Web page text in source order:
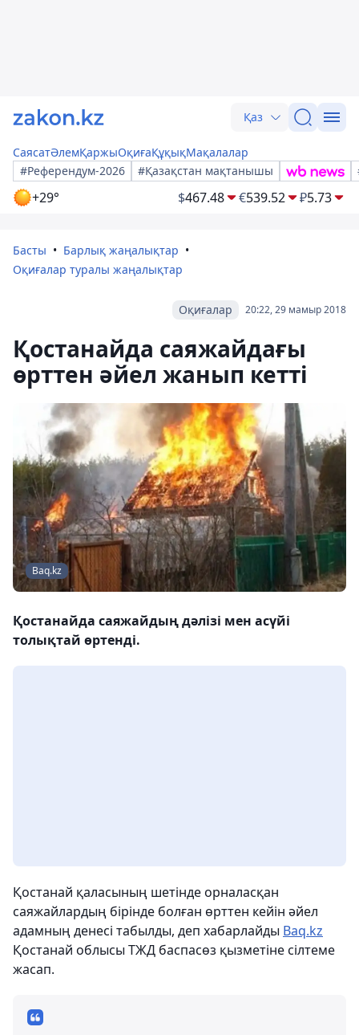
Қаз
СаясатӘлемҚаржыОқиғаҚұқықМақалалар
#Референдум-2026
#Қазақстан мақтанышы
+29° $467.48 €539.52 ₽5.73
Басты
Барлық жаңалықтар
Оқиғалар туралы жаңалықтар
20:22, 29 мамыр 2018
Оқиғалар
Қостанайда саяжайдағы
өрттен әйел жанып кетті
Baq.kz
Қостанайда саяжайдың дәлізі мен асүйі
толықтай өртенді.
Қостанай қаласының шетінде орналасқан
саяжайлардың бірінде болған өрттен кейін әйел
адамның денесі табылды, деп хабарлайды Baq.kz
Қостанай облысы ТЖД баспасөз қызметіне сілтеме
жасап.